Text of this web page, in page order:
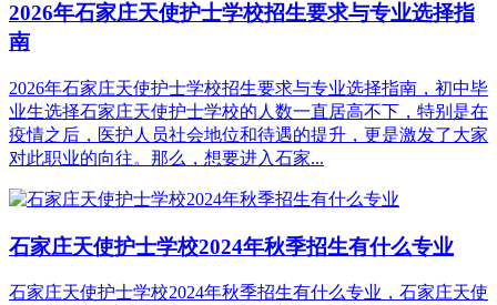
2026年石家庄天使护士学校招生要求与专业选择指
南
2026年石家庄天使护士学校招生要求与专业选择指南，初中毕
业生选择石家庄天使护士学校的人数一直居高不下，特别是在
疫情之后，医护人员社会地位和待遇的提升，更是激发了大家
对此职业的向往。那么，想要进入石家...
石家庄天使护士学校2024年秋季招生有什么专业
石家庄天使护士学校2024年秋季招生有什么专业，石家庄天使